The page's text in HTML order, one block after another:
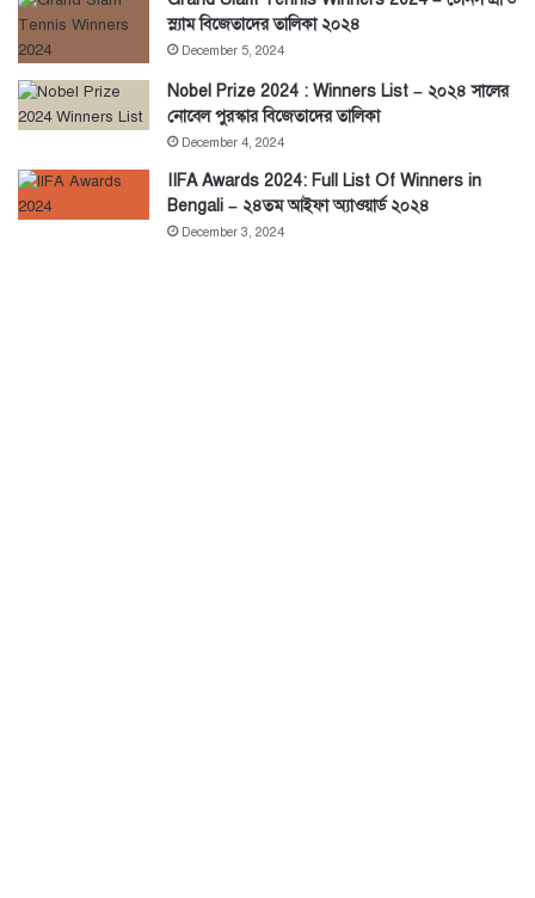
স্ল্যাম বিজেতাদের তালিকা ২০২৪
December 5, 2024
Nobel Prize 2024 : Winners List – ২০২৪ সালের
নোবেল পুরস্কার বিজেতাদের তালিকা
December 4, 2024
IIFA Awards 2024: Full List Of Winners in
Bengali – ২৪তম আইফা অ্যাওয়ার্ড ২০২৪
December 3, 2024